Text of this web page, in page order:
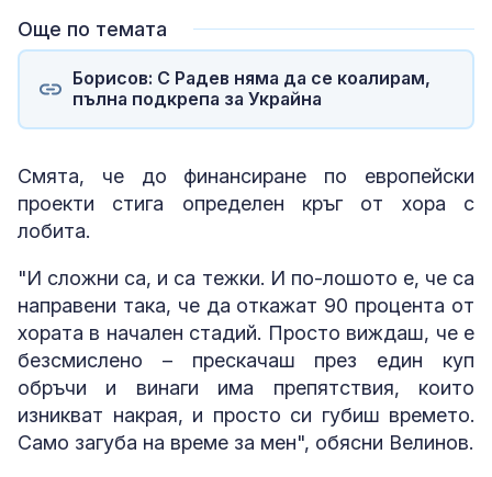
Още по темата
Борисов: С Радев няма да се коалирам,
пълна подкрепа за Украйна
Смята, че до финансиране по европейски
проекти стига определен кръг от хора с
лобита.
"И сложни са, и са тежки. И по-лошото е, че са
направени така, че да откажат 90 процента от
хората в начален стадий. Просто виждаш, че е
безсмислено – прескачаш през един куп
обръчи и винаги има препятствия, които
изникват накрая, и просто си губиш времето.
Само загуба на време за мен", обясни Велинов.